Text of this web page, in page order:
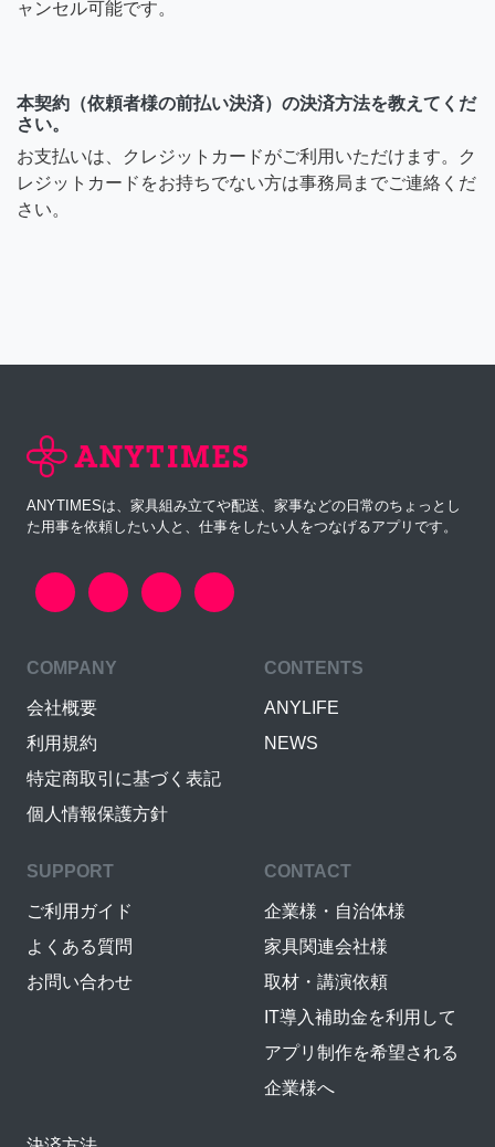
ャンセル可能です。
本契約（依頼者様の前払い決済）の決済方法を教えてくだ
さい。
お支払いは、クレジットカードがご利用いただけます。ク
レジットカードをお持ちでない方は事務局までご連絡くだ
さい。
ANYTIMESは、家具組み立てや配送、家事などの日常のちょっとし
た用事を依頼したい人と、仕事をしたい人をつなげるアプリです。
COMPANY
会社概要
利用規約
特定商取引に基づく表記
個人情報保護方針
CONTENTS
ANYLIFE
NEWS
SUPPORT
ご利用ガイド
よくある質問
お問い合わせ
CONTACT
企業様・自治体様
家具関連会社様
取材・講演依頼
IT導入補助金を利用して
アプリ制作を希望される
企業様へ